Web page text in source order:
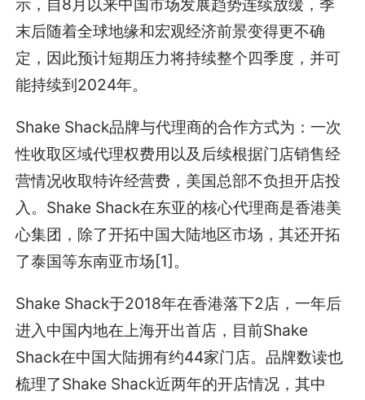
示，自8月以来中国市场发展趋势连续放缓，季
末后随着全球地缘和宏观经济前景变得更不确
定，因此预计短期压力将持续整个四季度，并可
能持续到2024年。
Shake Shack品牌与代理商的合作方式为：一次
性收取区域代理权费用以及后续根据门店销售经
营情况收取特许经营费，美国总部不负担开店投
入。Shake Shack在东亚的核心代理商是香港美
心集团，除了开拓中国大陆地区市场，其还开拓
了泰国等东南亚市场[1]。
Shake Shack于2018年在香港落下2店，一年后
进入中国内地在上海开出首店，目前Shake
Shack在中国大陆拥有约44家门店。品牌数读也
梳理了Shake Shack近两年的开店情况，其中